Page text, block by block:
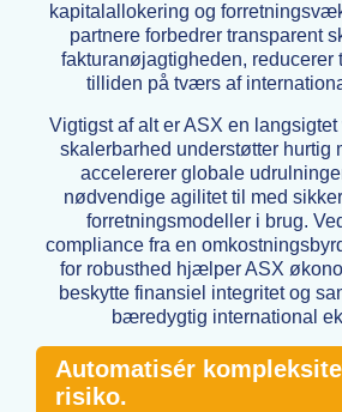
kapitalallokering og
partnere forbedrer transparent
fakturanøjagtigheden, reducerer
tilliden på tværs af
Vigtigst af alt er ASX en
skalerbarhed understøtter hurtig
accelererer globale
nødvendige agilitet til med
forretningsmodeller i brug.
compliance fra en
for robusthed hjælper ASX
beskytte finansiel integritet og
bæredygtig international
Automatisér
risiko.